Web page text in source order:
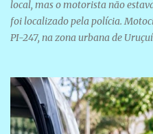
local, mas o motorista não
foi localizado pela polícia.
PI-247, na zona urbana de
A Polícia Militar informou que
colisão foi encontrado próximo
da Polícia Militar (10º BPM), a